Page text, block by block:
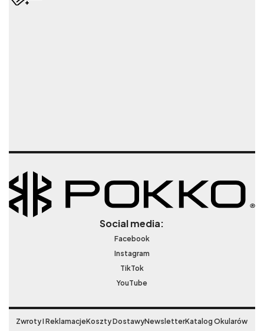
Social media:
Facebook
Instagram
TikTok
YouTube
Zwroty I ReklamacjeKoszty DostawyNewsletterKatalog Okularów